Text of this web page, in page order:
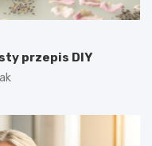
przepis DIY